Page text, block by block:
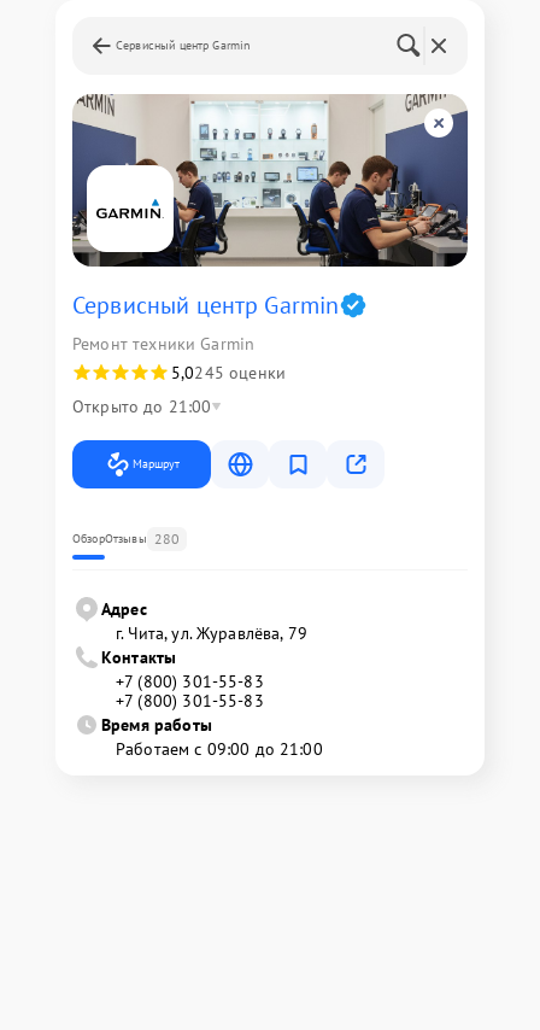
Сервисный центр Garmin
Сервисный центр Garmin
Ремонт техники Garmin
5,0245 оценки
Открыто до 21:00
Маршрут
ОбзорОтзывы 280
Адрес
г. Чита, ул. Журавлёва, 79
Контакты
+7 (800) 301-55-83
+7 (800) 301-55-83
Время работы
Работаем с 09:00 до 21:00